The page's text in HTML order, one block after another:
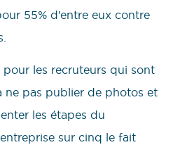
55% d’entre eux contre
pour les recruteurs qui sont
ne pas publier de photos et
les étapes du
sur cinq le fait